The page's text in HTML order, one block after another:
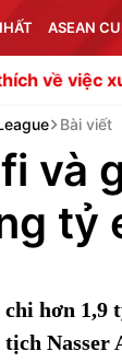
ASEAN
hiện ở
Bài viết
và
tỷ
chi hơn 1,9
Nasser